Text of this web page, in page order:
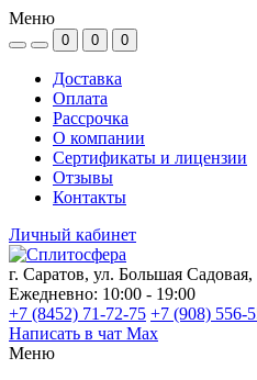
Меню
0 0 0
Доставка
Оплата
Рассрочка
О компании
Сертификаты и лицензии
Отзывы
Контакты
Личный кабинет
г. Саратов, ул. Большая
Ежедневно: 10:00 - 19:00
+7 (8452) 71-72-75 +7 (908) 556-
Написать в чат Max
Меню